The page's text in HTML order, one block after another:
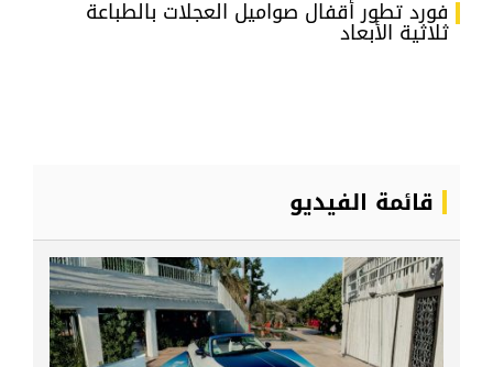
فورد تطور أقفال صواميل العجلات بالطباعة
ثلاثية الأبعاد
قائمة الفيديو